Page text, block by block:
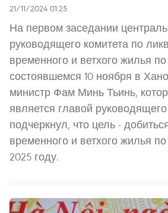
21/11/2024 01:25
На первом заседании
руководящего комитета по
временного и ветхого жилья
состоявшемся 10 ноября в
министр Фам Минь Тьинь,
является главой руководящего
подчеркнул, что цель -
временного и ветхого жилья
2025 году.